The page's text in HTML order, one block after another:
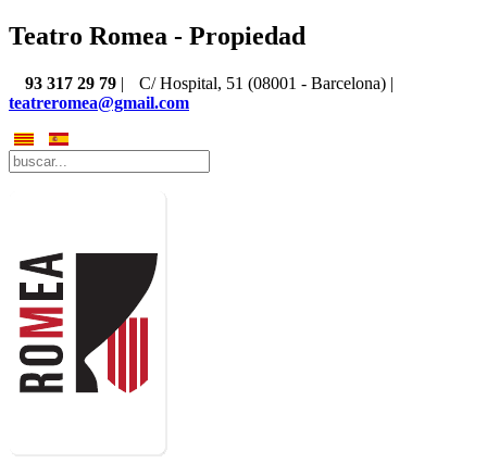
Teatro Romea - Propiedad
93 317 29 79 |
C/ Hospital, 51 (08001 - Barcelona) |
teatreromea@gmail.com